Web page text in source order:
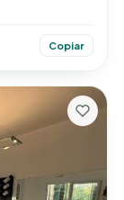
Copiar